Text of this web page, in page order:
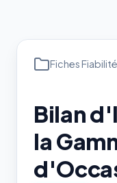
Fiches Fiabilité
Bilan
la